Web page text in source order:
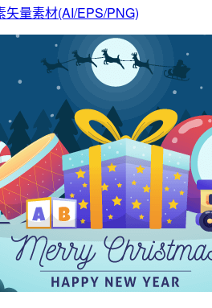
矢量素材(AI/EPS/PNG)